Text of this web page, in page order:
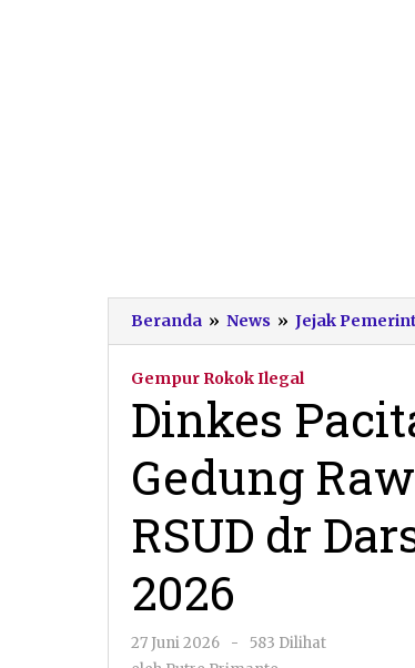
Beranda » News » Jejak
Gempur Rokok Ilegal
Dinkes
Gedung
RSUD dr
2026
27 Juni 2026
oleh
Putro
-
583 Dilihat